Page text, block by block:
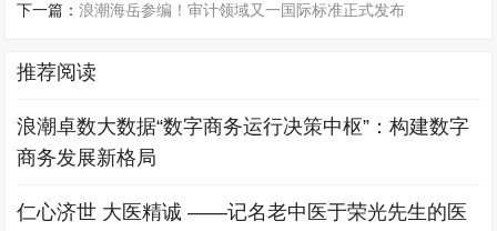
下一篇：浪潮海岳参编！审计领域又一国际标准正式发布
推荐阅读
浪潮卓数大数据“数字商务运行决策中枢”：构建数字
商务发展新格局
仁心济世 大医精诚 ——记名老中医于荣光先生的医